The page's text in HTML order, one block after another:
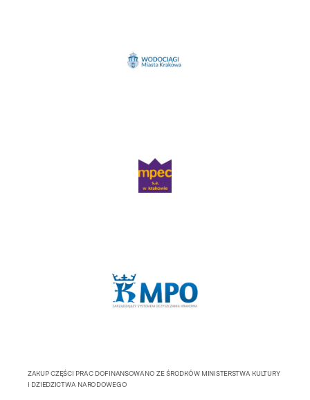
ZAKUP CZĘŚCI PRAC DOFINANSOWANO ZE ŚRODKÓW MINISTERSTWA KULTURY
I DZIEDZICTWA NARODOWEGO